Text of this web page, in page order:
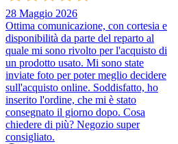
28 Maggio 2026
Ottima comunicazione, con cortesia e
disponibilità da parte del reparto al
quale mi sono rivolto per l'acquisto di
un prodotto usato. Mi sono state
inviate foto per poter meglio decidere
sull'acquisto online. Soddisfatto, ho
inserito l'ordine, che mi è stato
consegnato il giorno dopo. Cosa
chiedere di più? Negozio super
consigliato.